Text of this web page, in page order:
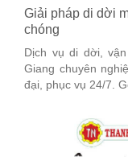
Giải pháp di dời
chóng
Dịch vụ di dời,
Giang chuyên
đại, phục vụ 24/7.